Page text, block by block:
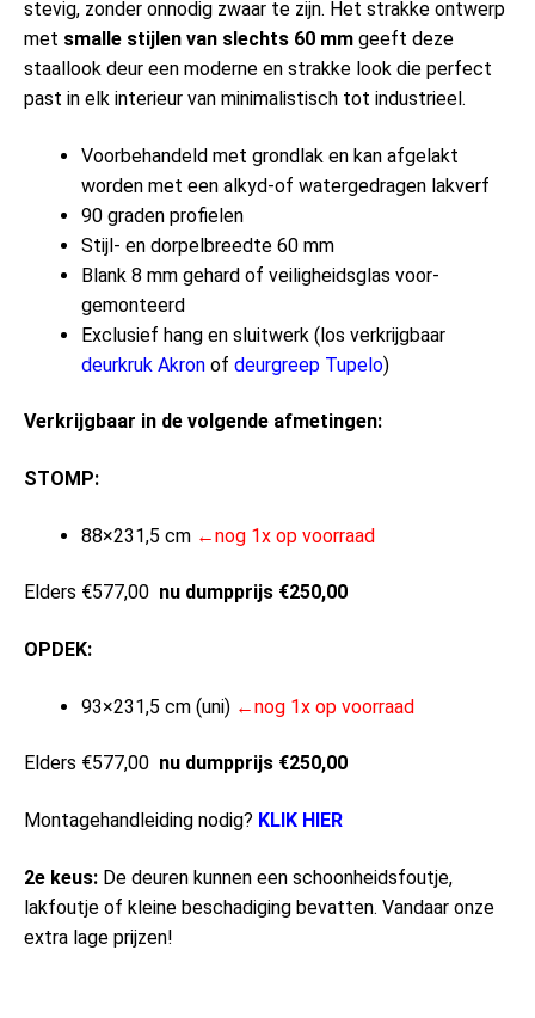
stevig, zonder onnodig zwaar te zijn. Het strakke ontwerp
met smalle stijlen van slechts 60 mm geeft deze
staallook deur een moderne en strakke look die perfect
past in elk interieur van minimalistisch tot industrieel.
Voorbehandeld met grondlak en kan afgelakt
worden met een alkyd-of watergedragen lakverf
90 graden profielen
Stijl- en dorpelbreedte 60 mm
Blank 8 mm gehard of veiligheidsglas voor-
gemonteerd
Exclusief hang en sluitwerk (los verkrijgbaar
deurkruk Akron of deurgreep Tupelo)
Verkrijgbaar in de volgende afmetingen:
STOMP:
88×231,5 cm ←nog 1x op voorraad
Elders €577,00 nu dumpprijs €250,00
OPDEK:
93×231,5 cm (uni) ←nog 1x op voorraad
Elders €577,00 nu dumpprijs €250,00
Montagehandleiding nodig? KLIK HIER
2e keus: De deuren kunnen een schoonheidsfoutje,
lakfoutje of kleine beschadiging bevatten. Vandaar onze
extra lage prijzen!